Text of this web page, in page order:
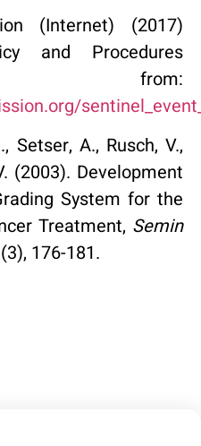
(Internet) (2017)
and Procedures
from:
Setser, A., Rusch, V.,
(2003). Development
System for the
Treatment,Semin
176-181.